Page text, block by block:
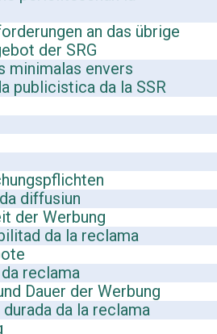
an das übrige
der SRG
minimalas envers
publicistica da la SSR
diffusiun
der Werbung
da la reclama
reclama
Dauer der Werbung
da la reclama